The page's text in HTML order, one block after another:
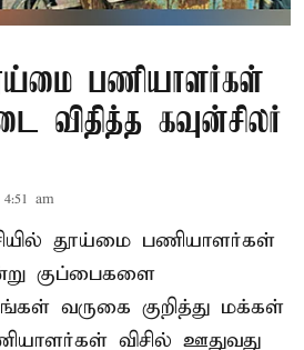
பணியாளர்கள்
விதித்த கவுன்சிலர்
am
தூய்மை பணியாளர்கள்
குப்பைகளை
வருகை குறித்து மக்கள்
விசில் ஊதுவது